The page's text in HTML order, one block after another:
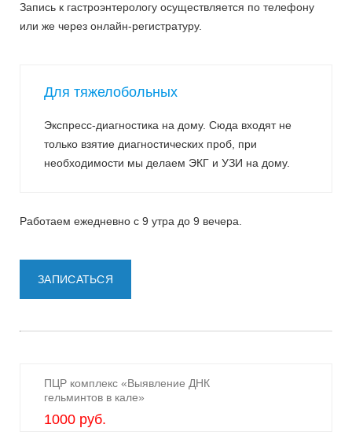
Запись к гастроэнтерологу осуществляется по телефону
или же через онлайн-регистратуру.
Для тяжелобольных
Экспресс-диагностика на дому. Сюда входят не
только взятие диагностических проб, при
необходимости мы делаем ЭКГ и УЗИ на дому.
Работаем ежедневно с 9 утра до 9 вечера.
ЗАПИСАТЬСЯ
ПЦР комплекс «Выявление ДНК
гельминтов в кале»
1000 руб.